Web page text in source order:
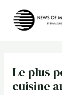
Le plus
cuisine